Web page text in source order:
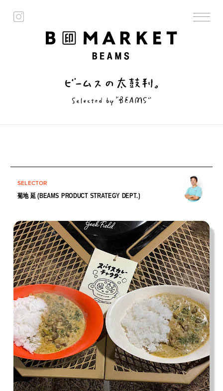
SELECTOR
菊地 延 (BEAMS PRODUCT STRATEGY DEPT.)
私の偏愛話、聞いていってくれませんか？
B印的太鼓判マップ